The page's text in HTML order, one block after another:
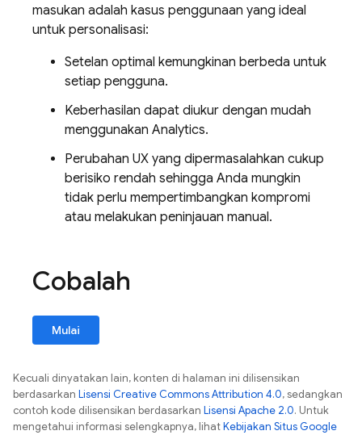
masukan adalah kasus penggunaan yang ideal
untuk personalisasi:
Setelan optimal kemungkinan berbeda untuk
setiap pengguna.
Keberhasilan dapat diukur dengan mudah
menggunakan Analytics.
Perubahan UX yang dipermasalahkan cukup
berisiko rendah sehingga Anda mungkin
tidak perlu mempertimbangkan kompromi
atau melakukan peninjauan manual.
Cobalah
Mulai
Kecuali dinyatakan lain, konten di halaman ini dilisensikan
berdasarkan Lisensi Creative Commons Attribution 4.0, sedangkan
contoh kode dilisensikan berdasarkan Lisensi Apache 2.0. Untuk
mengetahui informasi selengkapnya, lihatKebijakan Situs Google